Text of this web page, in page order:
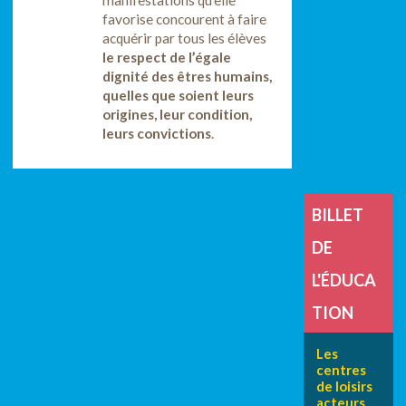
favorise concourent à faire
acquérir par tous les élèves
le respect de l’égale
dignité des êtres humains,
quelles que soient leurs
origines, leur condition,
leurs convictions.
BILLET
DE
L'ÉDUCA
TION
Les
centres
de loisirs
acteurs